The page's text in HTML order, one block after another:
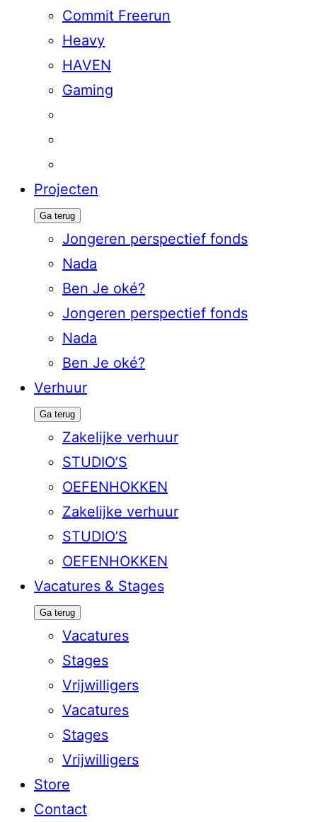
Commit Freerun
Heavy
HAVEN
Gaming
Projecten
Ga terug
Jongeren perspectief fonds
Nada
Ben Je oké?
Jongeren perspectief fonds
Nada
Ben Je oké?
Verhuur
Ga terug
Zakelijke verhuur
STUDIO’S
OEFENHOKKEN
Zakelijke verhuur
STUDIO’S
OEFENHOKKEN
Vacatures & Stages
Ga terug
Vacatures
Stages
Vrijwilligers
Vacatures
Stages
Vrijwilligers
Store
Contact